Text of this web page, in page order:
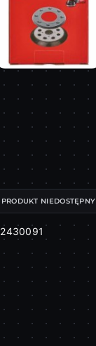
PRODUKT NIEDOSTĘPNY